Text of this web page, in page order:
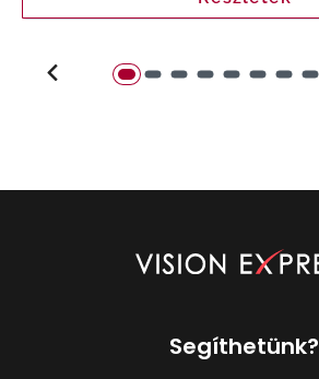
Segíthetünk?